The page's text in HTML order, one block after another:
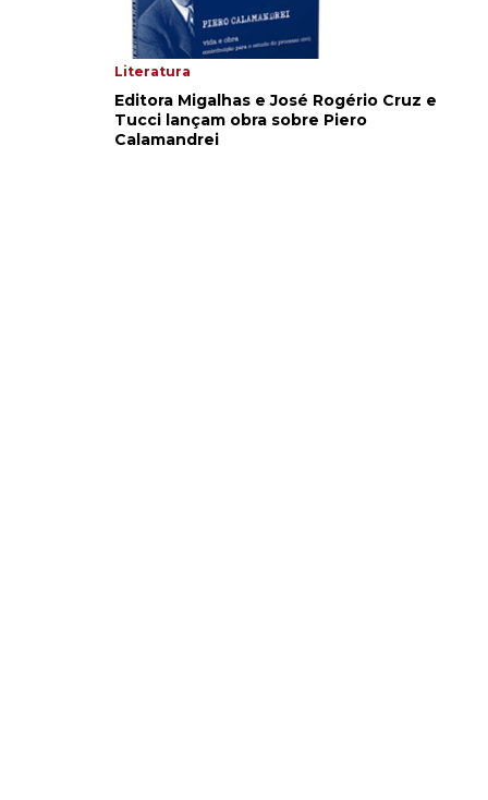
Literatura
Editora Migalhas e José Rogério Cruz e
Tucci lançam obra sobre Piero
Calamandrei